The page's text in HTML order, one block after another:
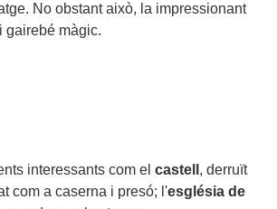
No obstant això, la impressionant
gairebé màgic.
interessants com el castell , derruït
com a caserna i presó; l'església de